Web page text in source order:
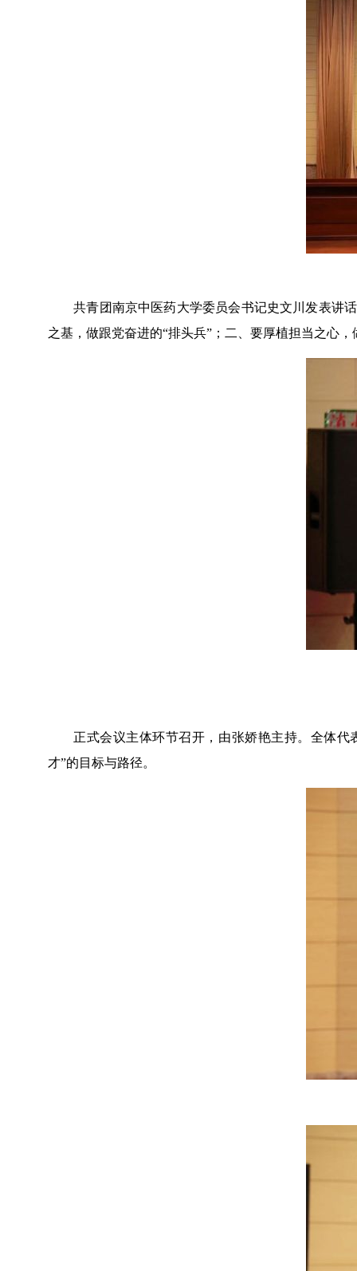
共青团南京中医药大学委员会书记史文川发表讲
之基，做跟党奋进的“排头兵”；二、要厚植担当之心
正式会议主体环节召开，由张娇艳主持。全体
才”的目标与路径。